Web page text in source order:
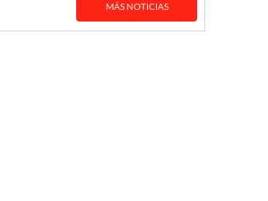
MÁS NOTICIAS